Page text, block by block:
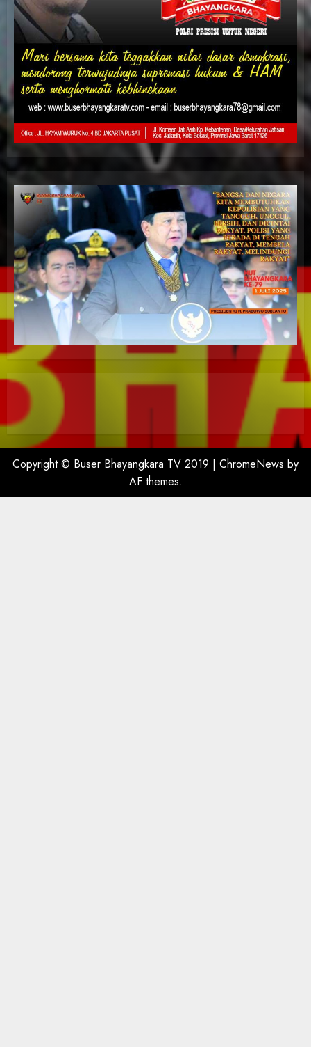
Copyright © Buser Bhayangkara TV 2019 | ChromeNews by
AF themes.